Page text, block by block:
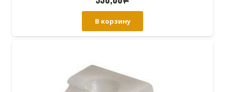
В корзину